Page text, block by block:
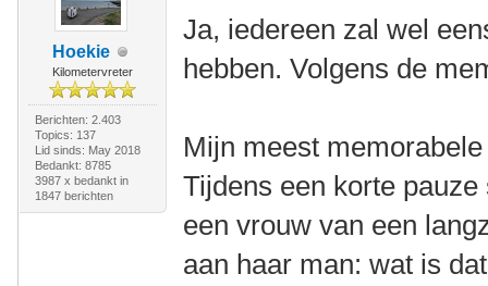
Hoekie
Kilometervreter
Berichten: 2.403
Topics: 137
Lid sinds: May 2018
Bedankt: 8785
3987 x bedankt in
1847 berichten
Ja, iedereen zal wel
hebben. Volgens de
Mijn meest
Tijdens een korte
een vrouw van een
aan haar man: wat is